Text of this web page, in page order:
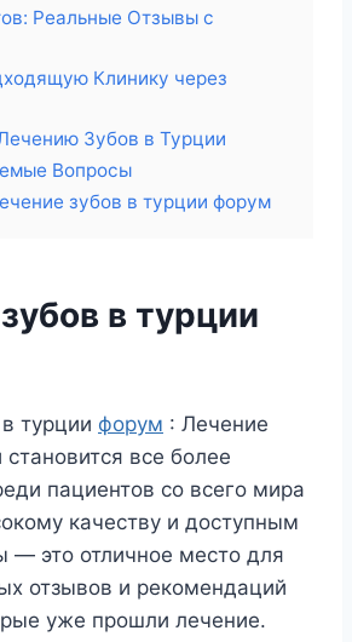
Реальные Отзывы с
Клинику через
Зубов в Турции
Вопросы
зубов в турции форум
в турции
турции форум : Лечение
становится все более
пациентов со всего мира
качеству и доступным
это отличное место для
отзывов и рекомендаций
уже прошли лечение.